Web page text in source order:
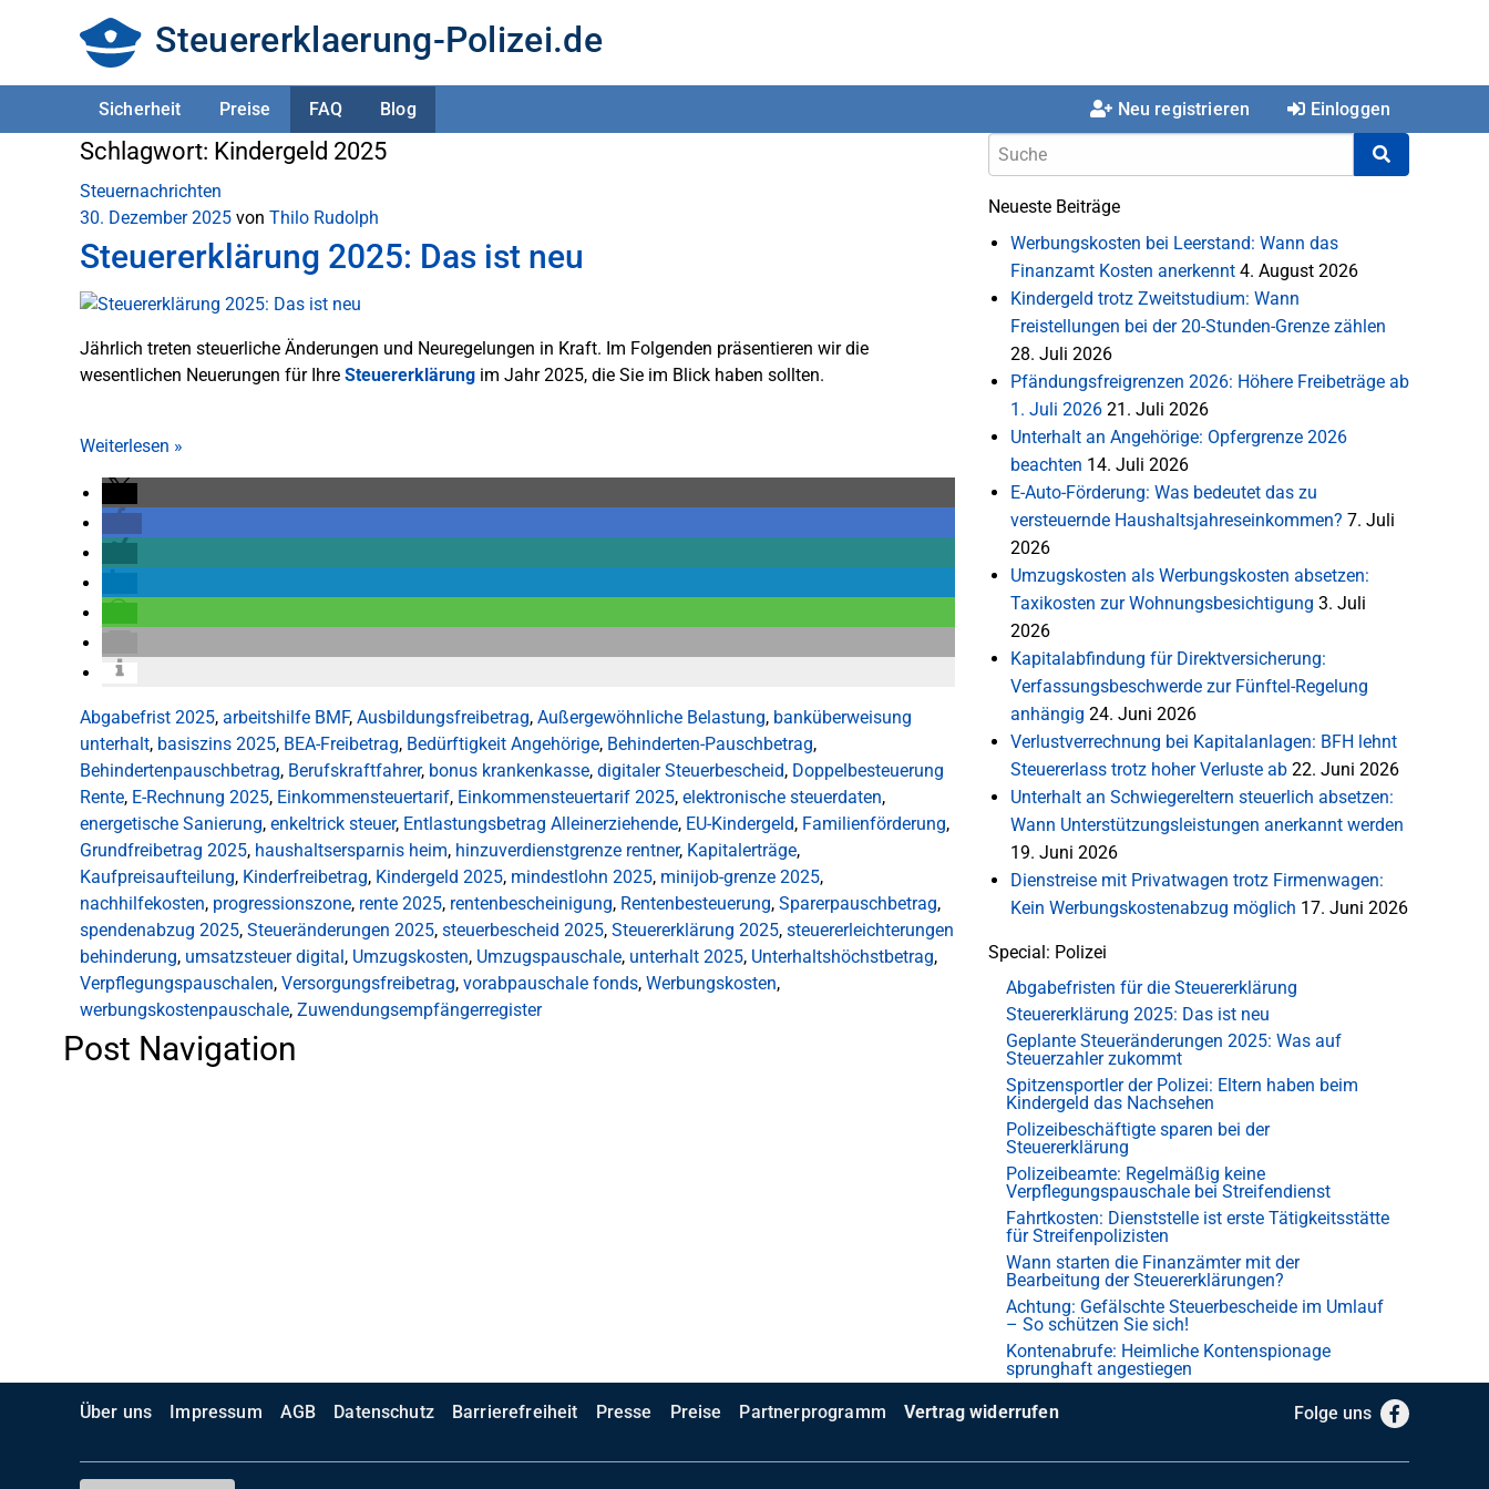
Steuererklaerung-Polizei.de
Sicherheit Preise FAQ Blog Neu registrieren Einloggen
Schlagwort: Kindergeld 2025
Steuernachrichten
30. Dezember 2025 von Thilo Rudolph
Steuererklärung 2025: Das ist neu
Jährlich treten steuerliche Änderungen und Neuregelungen in Kraft. Im Folgenden präsentieren wir die
wesentlichen Neuerungen für Ihre Steuererklärung im Jahr 2025, die Sie im Blick haben sollten.
Weiterlesen »
Abgabefrist 2025, arbeitshilfe BMF, Ausbildungsfreibetrag, Außergewöhnliche Belastung, banküberweisung
unterhalt, basiszins 2025, BEA-Freibetrag, Bedürftigkeit Angehörige, Behinderten-Pauschbetrag,
Behindertenpauschbetrag, Berufskraftfahrer, bonus krankenkasse, digitaler Steuerbescheid, Doppelbesteuerung
Rente, E-Rechnung 2025, Einkommensteuertarif, Einkommensteuertarif 2025, elektronische steuerdaten,
energetische Sanierung, enkeltrick steuer, Entlastungsbetrag Alleinerziehende, EU-Kindergeld, Familienförderung,
Grundfreibetrag 2025, haushaltsersparnis heim, hinzuverdienstgrenze rentner, Kapitalerträge,
Kaufpreisaufteilung, Kinderfreibetrag, Kindergeld 2025, mindestlohn 2025, minijob-grenze 2025,
nachhilfekosten, progressionszone, rente 2025, rentenbescheinigung, Rentenbesteuerung, Sparerpauschbetrag,
spendenabzug 2025, Steueränderungen 2025, steuerbescheid 2025, Steuererklärung 2025, steuererleichterungen
behinderung, umsatzsteuer digital, Umzugskosten, Umzugspauschale, unterhalt 2025, Unterhaltshöchstbetrag,
Verpflegungspauschalen, Versorgungsfreibetrag, vorabpauschale fonds, Werbungskosten,
werbungskostenpauschale, Zuwendungsempfängerregister
Post Navigation
Neueste Beiträge
Werbungskosten bei Leerstand: Wann das
Finanzamt Kosten anerkennt 4. August 2026
Kindergeld trotz Zweitstudium: Wann
Freistellungen bei der 20-Stunden-Grenze zählen
28. Juli 2026
Pfändungsfreigrenzen 2026: Höhere Freibeträge ab
1. Juli 2026 21. Juli 2026
Unterhalt an Angehörige: Opfergrenze 2026
beachten 14. Juli 2026
E-Auto-Förderung: Was bedeutet das zu
versteuernde Haushaltsjahreseinkommen? 7. Juli
2026
Umzugskosten als Werbungskosten absetzen:
Taxikosten zur Wohnungsbesichtigung 3. Juli
2026
Kapitalabfindung für Direktversicherung:
Verfassungsbeschwerde zur Fünftel-Regelung
anhängig 24. Juni 2026
Verlustverrechnung bei Kapitalanlagen: BFH lehnt
Steuererlass trotz hoher Verluste ab 22. Juni 2026
Unterhalt an Schwiegereltern steuerlich absetzen:
Wann Unterstützungsleistungen anerkannt werden
19. Juni 2026
Dienstreise mit Privatwagen trotz Firmenwagen:
Kein Werbungskostenabzug möglich 17. Juni 2026
Special: Polizei
Abgabefristen für die Steuererklärung
Steuererklärung 2025: Das ist neu
Geplante Steueränderungen 2025: Was auf
Steuerzahler zukommt
Spitzensportler der Polizei: Eltern haben beim
Kindergeld das Nachsehen
Polizeibeschäftigte sparen bei der
Steuererklärung
Polizeibeamte: Regelmäßig keine
Verpflegungspauschale bei Streifendienst
Fahrtkosten: Dienststelle ist erste Tätigkeitsstätte
für Streifenpolizisten
Wann starten die Finanzämter mit der
Bearbeitung der Steuererklärungen?
Achtung: Gefälschte Steuerbescheide im Umlauf
– So schützen Sie sich!
Kontenabrufe: Heimliche Kontenspionage
sprunghaft angestiegen
Über uns Impressum AGB Datenschutz Barrierefreiheit Presse Preise Partnerprogramm Vertrag widerrufen Folge uns Facebook